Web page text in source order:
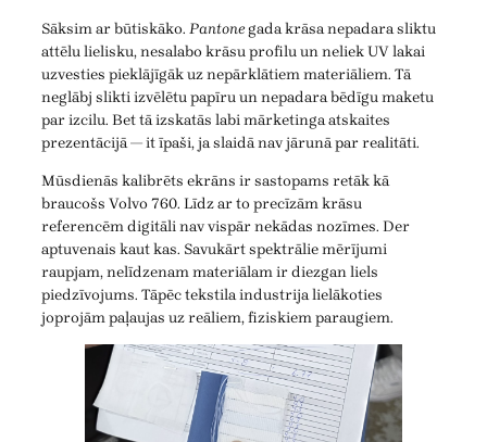
Sāksim ar būtiskāko. Pantonegada krāsa nepadara sliktu
attēlu lielisku, nesalabo krāsu profilu un neliek UV lakai
uzvesties pieklājīgāk uz nepārklātiem materiāliem. Tā
neglābj slikti izvēlētu papīru un nepadara bēdīgu maketu
par izcilu. Bet tā izskatās labi mārketinga atskaites
prezentācijā — it īpaši, ja slaidā nav jārunā par realitāti.
Mūsdienās kalibrēts ekrāns ir sastopams retāk kā
braucošs Volvo 760. Līdz ar to precīzām krāsu
referencēm digitāli nav vispār nekādas nozīmes. Der
aptuvenais kaut kas. Savukārt spektrālie mērījumi
raupjam, nelīdzenam materiālam ir diezgan liels
piedzīvojums. Tāpēc tekstila industrija lielākoties
joprojām paļaujas uz reāliem, fiziskiem paraugiem.